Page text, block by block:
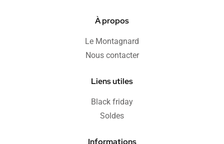
À propos
Le Montagnard
Nous contacter
Liens utiles
Black friday
Soldes
Informations